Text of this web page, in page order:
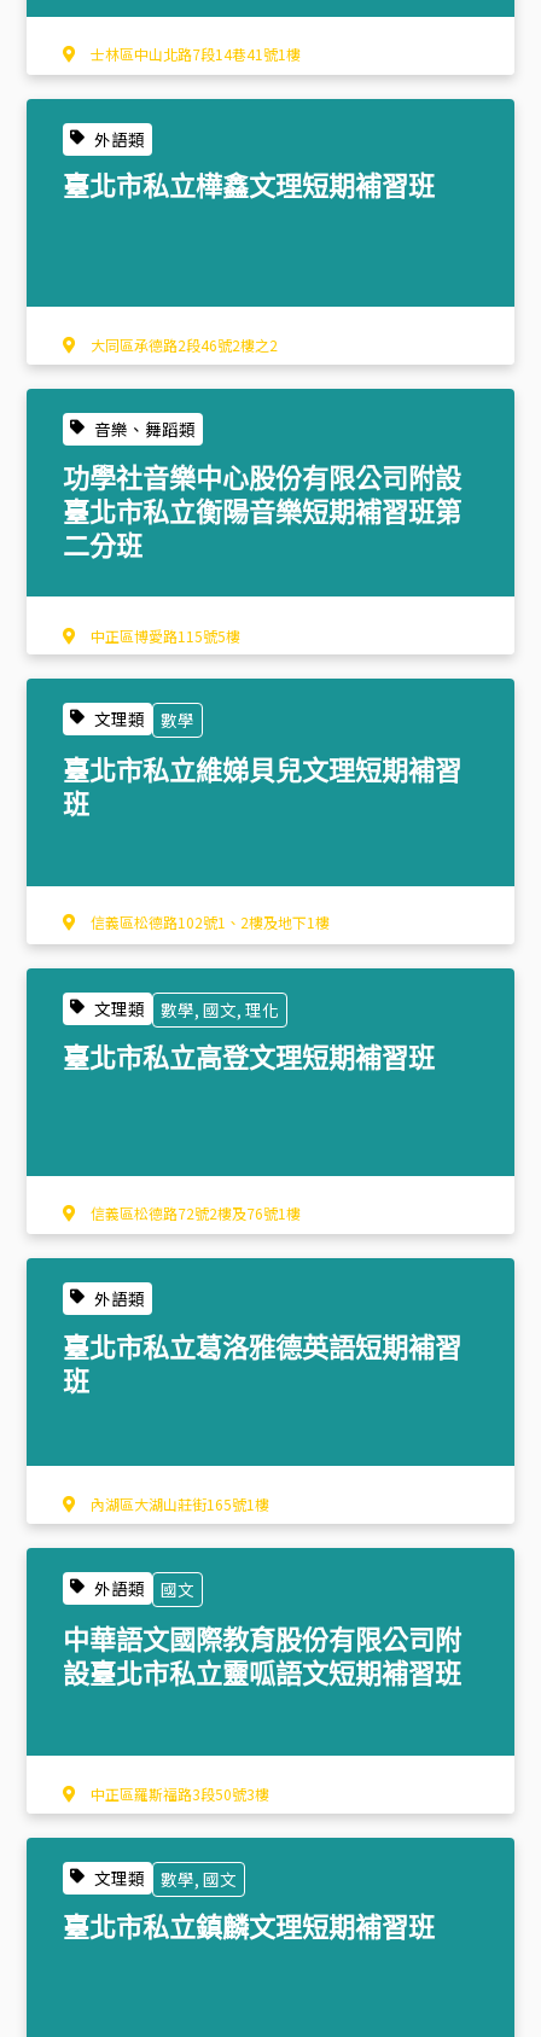
士林區中山北路7段14巷41號1樓
外語類
臺北市私立樺鑫文理短期補習班
大同區承德路2段46號2樓之2
音樂、舞蹈類
功學社音樂中心股份有限公司附設
臺北市私立衡陽音樂短期補習班第
二分班
中正區博愛路115號5樓
文理類 數學
臺北市私立維娣貝兒文理短期補習
班
信義區松德路102號1、2樓及地下1樓
文理類 數學, 國文, 理化
臺北市私立高登文理短期補習班
信義區松德路72號2樓及76號1樓
外語類
臺北市私立葛洛雅德英語短期補習
班
內湖區大湖山莊街165號1樓
外語類 國文
中華語文國際教育股份有限公司附
設臺北市私立靈呱語文短期補習班
中正區羅斯福路3段50號3樓
文理類 數學, 國文
臺北市私立鎮麟文理短期補習班